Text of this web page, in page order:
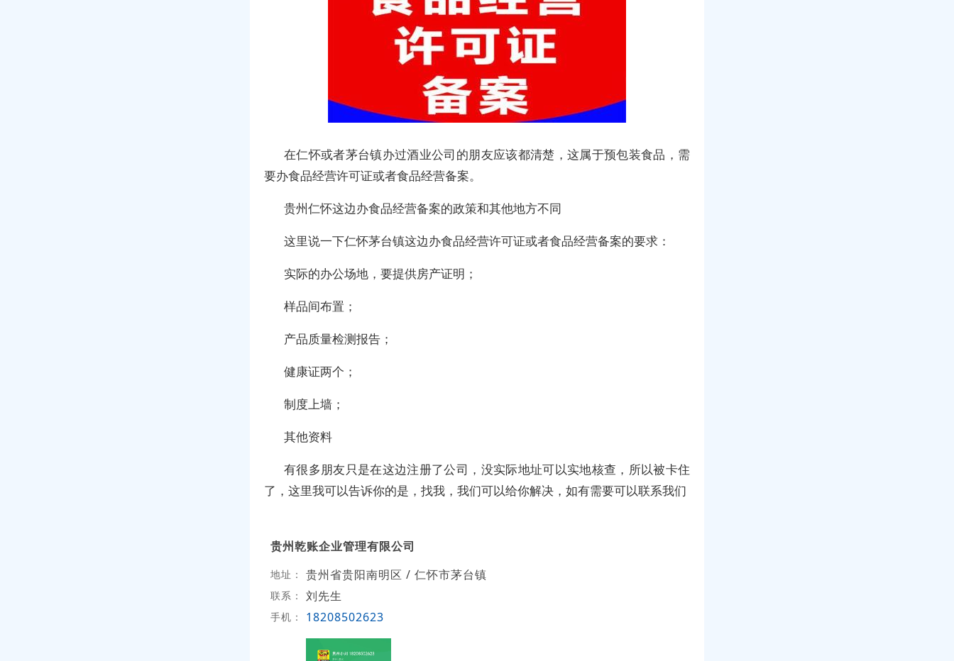
在仁怀或者茅台镇办过酒业公司的朋友应该都清楚，这属于预包装食品，需
要办食品经营许可证或者食品经营备案。
贵州仁怀这边办食品经营备案的政策和其他地方不同
这里说一下仁怀茅台镇这边办食品经营许可证或者食品经营备案的要求：
实际的办公场地，要提供房产证明；
样品间布置；
产品质量检测报告；
健康证两个；
制度上墙；
其他资料
有很多朋友只是在这边注册了公司，没实际地址可以实地核查，所以被卡住
了，这里我可以告诉你的是，找我，我们可以给你解决，如有需要可以联系我们
贵州乾账企业管理有限公司
地址： 贵州省贵阳南明区 / 仁怀市茅台镇
联系： 刘先生
手机： 18208502623